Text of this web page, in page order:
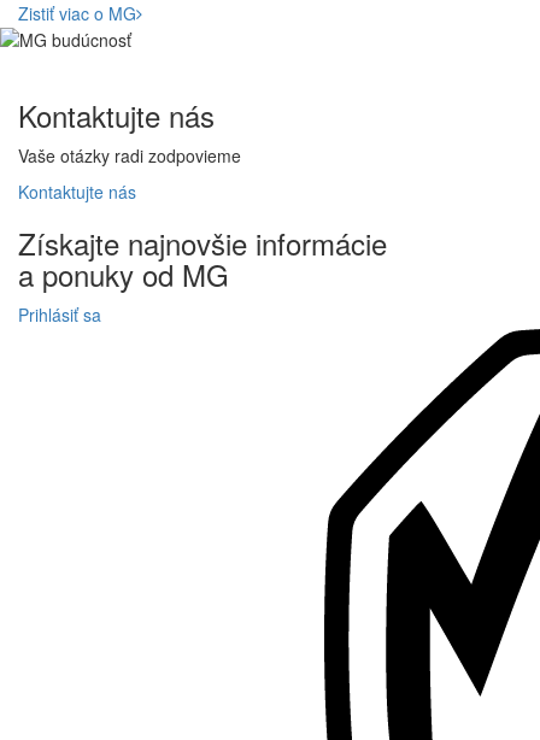
Zistiť viac o MG
Kontaktujte nás
Vaše otázky radi zodpovieme
Kontaktujte nás
Získajte najnovšie informácie
a ponuky od MG
Prihlásiť sa